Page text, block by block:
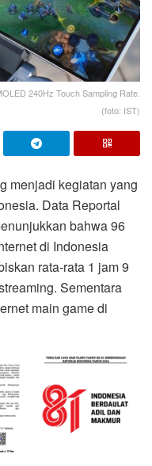
240Hz Touch Sampling Rate.
(foto: IST)
menjadi kegiatan yang
Data Reportal
bahwa 96
di Indonesia
rata-rata 1 jam 9
Sementara
main game di